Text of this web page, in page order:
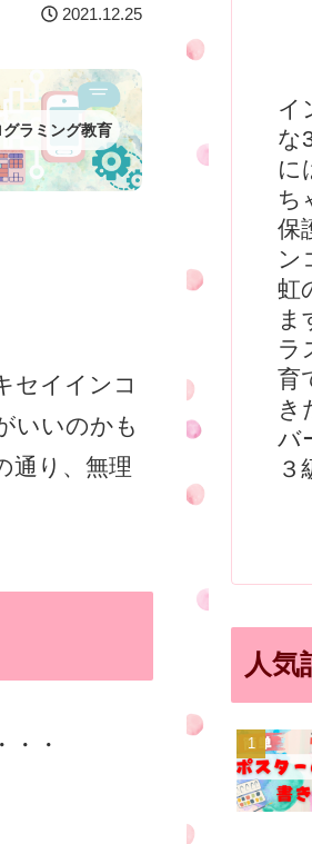
2021.12.25
グラミング教育
セイインコ
いいのかも
通り、無理
・・
イ
な
に
ち
保
ン
虹
ま
ラ
育
き
バ
３
人気